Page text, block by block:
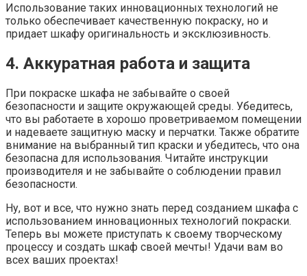
Использование таких инновационных технологий не
только обеспечивает качественную покраску, но и
придает шкафу оригинальность и эксклюзивность.
4. Аккуратная работа и защита
При покраске шкафа не забывайте о своей
безопасности и защите окружающей среды. Убедитесь,
что вы работаете в хорошо проветриваемом помещении
и надеваете защитную маску и перчатки. Также обратите
внимание на выбранный тип краски и убедитесь, что она
безопасна для использования. Читайте инструкции
производителя и не забывайте о соблюдении правил
безопасности.
Ну, вот и все, что нужно знать перед созданием шкафа с
использованием инновационных технологий покраски.
Теперь вы можете приступать к своему творческому
процессу и создать шкаф своей мечты! Удачи вам во
всех ваших проектах!